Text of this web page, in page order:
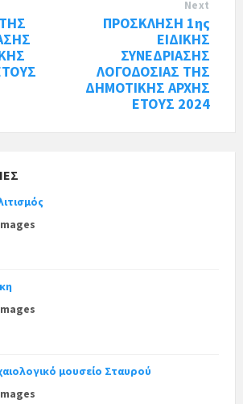
Next
ΠΡΟΣΚΛΗΣΗ 1ης
ΕΙΔΙΚΗΣ
ΣΥΝΕΔΡΙΑΣΗΣ
ΛΟΓΟΔΟΣΙΑΣ ΤΗΣ
ΔΗΜΟΤΙΚΗΣ ΑΡΧΗΣ
ΕΤΟΥΣ 2024
μουσείο Σταυρού